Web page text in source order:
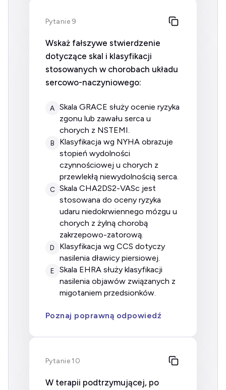
Pytanie 9
Wskaż fałszywe stwierdzenie
dotyczące skal i klasyfikacji
stosowanych w chorobach układu
sercowo-naczyniowego:
A
skala GRACE służy ocenie ryzyka
zgonu lub zawału serca u
chorych z NSTEMI.
B
klasyfikacja wg NYHA obrazuje
stopień wydolności
czynnościowej u chorych z
przewlekłą niewydolnością serca.
C skala CHA2DS2-VASc jest
stosowana do oceny ryzyka
udaru niedokrwiennego mózgu u
chorych z żylną chorobą
zakrzepowo-zatorową.
D
klasyfikacja wg CCS dotyczy
nasilenia dławicy piersiowej.
E
skala EHRA służy klasyfikacji
nasilenia objawów związanych z
migotaniem przedsionków.
Poznaj poprawną odpowiedź
Pytanie 10
W terapii podtrzymującej, po